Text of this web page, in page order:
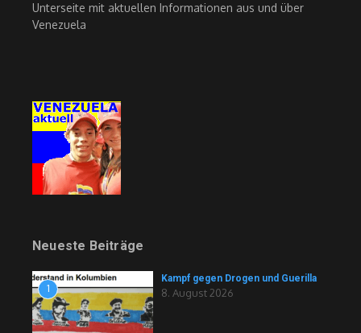
Unterseite mit aktuellen Informationen aus und über
Venezuela
Neueste Beiträge
1
Kampf gegen Drogen und Guerilla
8. August 2026